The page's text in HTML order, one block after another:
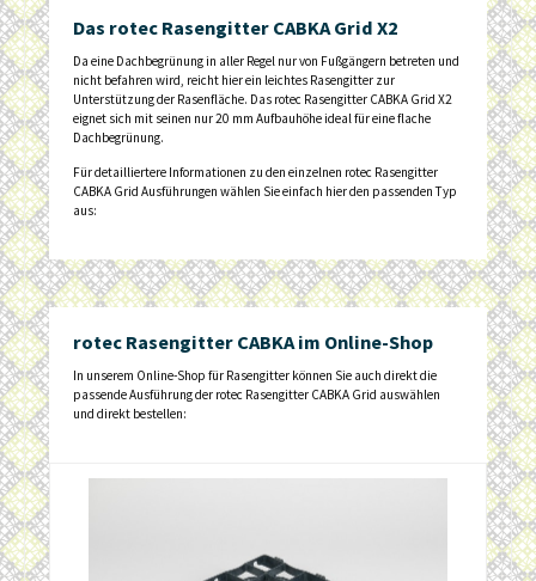
Das rotec Rasengitter CABKA Grid X2
Da eine Dachbegrünung in aller Regel nur von Fußgängern betreten und
nicht befahren wird, reicht hier ein leichtes Rasengitter zur
Unterstützung der Rasenfläche. Das rotec Rasengitter CABKA Grid X2
eignet sich mit seinen nur 20 mm Aufbauhöhe ideal für eine flache
Dachbegrünung.
Für detailliertere Informationen zu den einzelnen rotec Rasengitter
CABKA Grid Ausführungen wählen Sie einfach hier den passenden Typ
aus:
rotec Rasengitter CABKA im Online-Shop
In unserem Online-Shop für Rasengitter können Sie auch direkt die
passende Ausführung der rotec Rasengitter CABKA Grid auswählen
und direkt bestellen: